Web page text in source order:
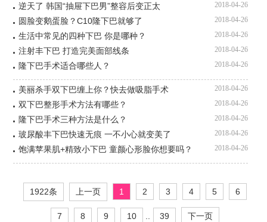
2018-04-26
逆天了 韩国“抽屉下巴男”整容后变正太
2018-04-26
圆脸变鹅蛋脸？C10隆下巴就够了
2018-04-26
生活中常见的四种下巴 你是哪种？
2018-04-26
注射丰下巴 打造完美面部线条
2018-04-26
隆下巴手术适合哪些人？
2018-04-26
美丽杀手双下巴缠上你？快去做吸脂手术
2018-04-26
双下巴整形手术方法有哪些？
2018-04-26
隆下巴手术三种方法是什么？
2018-04-26
玻尿酸丰下巴快速无痕 一不小心就变美了
2018-04-26
饱满苹果肌+精致小下巴 童颜心形脸你想要吗？
1922条 上一页 1 2 3 4 5 6
7 8 9 10 39 下一页